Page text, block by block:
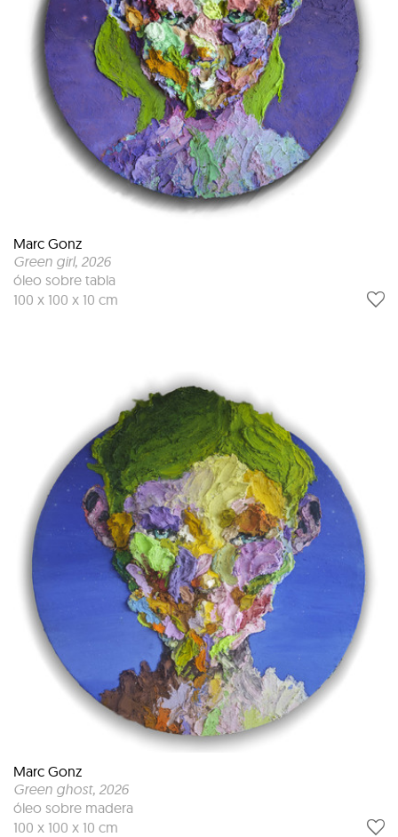
Marc Gonz
Green girl, 2026
óleo sobre tabla
100 x 100 x 10 cm
Marc Gonz
Green ghost, 2026
óleo sobre madera
100 x 100 x 10 cm